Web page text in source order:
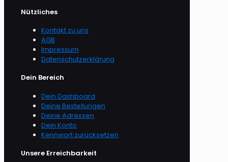
gewählt
Nützliches
Kontakt zu uns
AGB
Impressum
Datenschutzerklärung
Dein Bereich
Dein Dashboard
Deine Bestellungen
Deine Adressen
Dein Konto
Kennwort zurücksetzen
Unsere Erreichbarkeit